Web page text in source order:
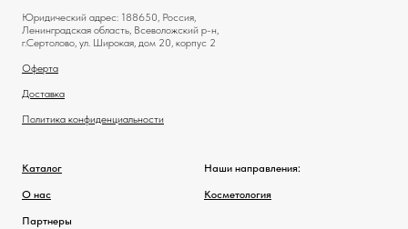
Юридический адрес: 188650, Россия,
Ленинградская область, Всеволожский р-н,
г.Сертолово, ул. Широкая, дом 20, корпус 2
Оферта
Доставка
Политика конфиденциальности
Каталог
О нас
Партнеры
Наши направления:
Косметология